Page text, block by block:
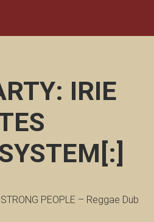
IRIE
PEOPLE – Reggae Dub